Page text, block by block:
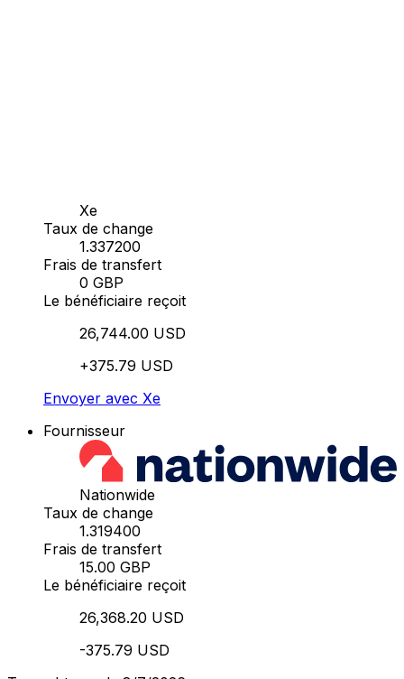
Xe
Taux de change
1.337200
Frais de transfert
0 GBP
Le bénéficiaire reçoit
26,744.00 USD
+375.79 USD
Envoyer avec Xe
Fournisseur
Nationwide
Taux de change
1.319400
Frais de transfert
15.00 GBP
Le bénéficiaire reçoit
26,368.20 USD
-375.79 USD